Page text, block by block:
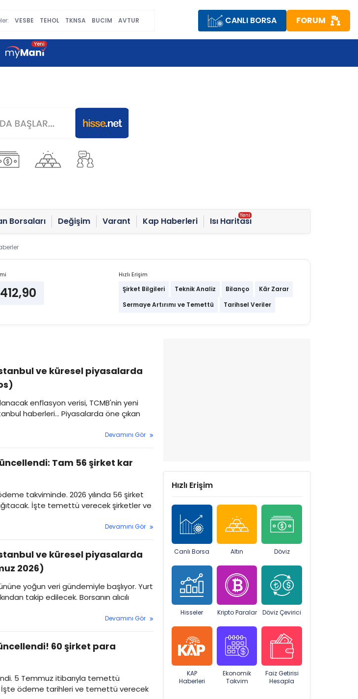
VESBE TEHOL TKNSA BUCIM AVTUR CANLI BORSA FORUM
Borsaları Değişim Varant Kap Haberleri Isı Haritası
Hızlı Erişim
Şirket Bilgileri Teknik Analiz Bilanço
Kâr Zarar
Sermaye Artırımı ve Temettü
Tarihsel Veriler
ve küresel piyasalarda
enflasyon verisi, TCMB'nin yeni
haberleri... Piyasalarda öne çıkan
Devamını Gör
Tam 56 şirket kar
takviminde. 2026 yılında 56 şirket
İşte temettü verecek şirketler ve
Devamını Gör
ve küresel piyasalarda
2026)
yoğun veri gündemiyle başlıyor. Yurt
takip edilecek. Borsanın alıcılı
Devamını Gör
60 şirket para
5 Temmuz itibarıyla temettü
İşte ödeme tarihleri ve temettü verecek
Hızlı Erişim
Canlı Borsa Altın Döviz
Hisseler Kripto Paralar Döviz Çevirici
KAP
Haberleri
Ekonomik
Takvim
Faiz Getirisi
Hesapla